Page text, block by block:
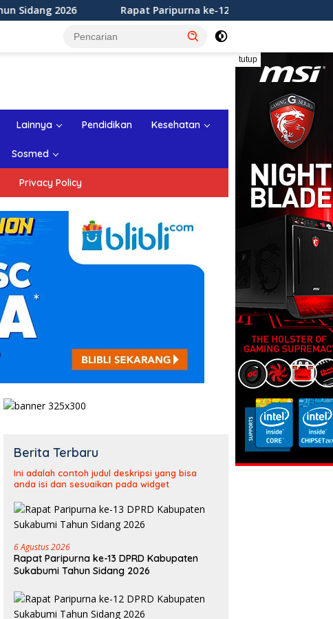
Rapat Paripurna ke-12 DPRD Kabupaten Sukabumi Tahun Sidang
tutup
Lainnya Pendidikan Kesehatan
Sosmed
Privacy Policy
Berita Terbaru
Ini adalah contoh judul deskripsi yang bisa
anda isi dan sesuaikan pada widget
6 Agustus 2026
Rapat Paripurna ke-13 DPRD Kabupaten
Sukabumi Tahun Sidang 2026